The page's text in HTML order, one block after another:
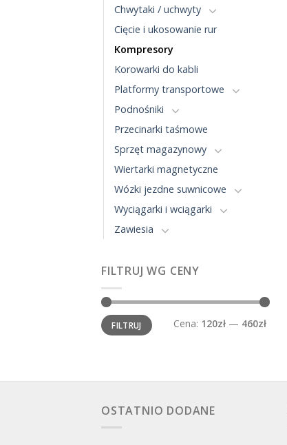
Chwytaki / uchwyty
Cięcie i ukosowanie rur
Kompresory
Korowarki do kabli
Platformy transportowe
Podnośniki
Przecinarki taśmowe
Sprzęt magazynowy
Wiertarki magnetyczne
Wózki jezdne suwnicowe
Wyciągarki i wciągarki
Zawiesia
FILTRUJ WG CENY
Cena
min.
Cena
maks.FILTRUJ Cena: 120zł — 460zł
OSTATNIO DODANE